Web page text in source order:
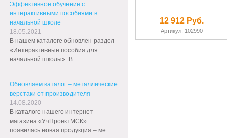
Эффективное обучение с
интерактивными пособиями в
начальной школе
18.05.2021
В нашем каталоге обновлен раздел
«Интерактивные пособия для
начальной школы». В...
Обновляем каталог – металлические
верстаки от производителя
14.08.2020
В каталоге нашего интернет-
магазина «УчПроектМСК»
появилась новая продукция – ме...
12 912 Руб.
Артикул: 102990